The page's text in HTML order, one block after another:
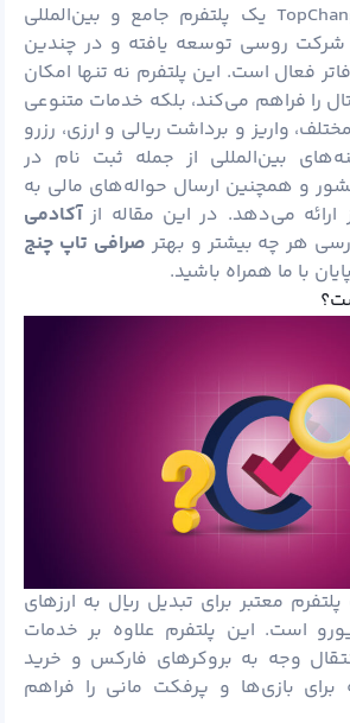
TopChange یک پلتفرم جامع و بین‌المللی
روسی توسعه یافته و در چندین
فعال است. این پلتفرم نه تنها امکان
را فراهم می‌کند، بلکه خدمات متنوعی
واریز و برداشت ریالی و ارزی، رزرو
بین‌المللی از جمله ثبت ‌نام در
و همچنین ارسال حواله‌های مالی به
ارائه می‌دهد. در این مقاله ازآکادمی
هر چه بیشتر و بهتر صرافی تاپ چنج
با ما همراه باشید.
معتبر برای تبدیل ریال به ارزهای
است. این پلتفرم علاوه بر خدمات
وجه به بروکرهای فارکس و خرید
برای بازی‌ها و پرفکت مانی را فراهم